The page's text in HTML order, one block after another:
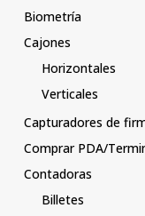
Biometría
Cajones
Horizontales
Verticales
Capturadores de
Comprar PDA/
Contadoras
Billetes